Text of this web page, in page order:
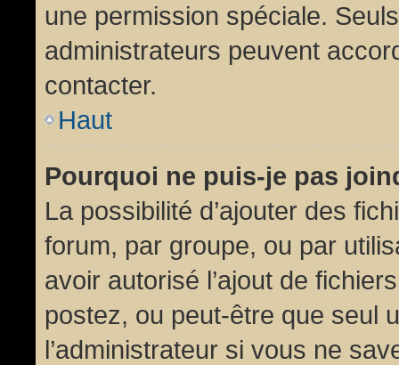
une permission spéciale.
administrateurs peuvent
contacter.
Haut
Pourquoi ne puis-je pas
La possibilité d’ajouter des
forum, par groupe, ou par
avoir autorisé l’ajout de
postez, ou peut-être que seul
l’administrateur si vous ne